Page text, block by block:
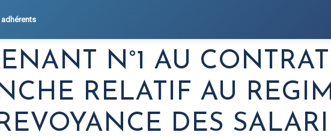
adhérents
N°1 AU
RELATIF AU
DES